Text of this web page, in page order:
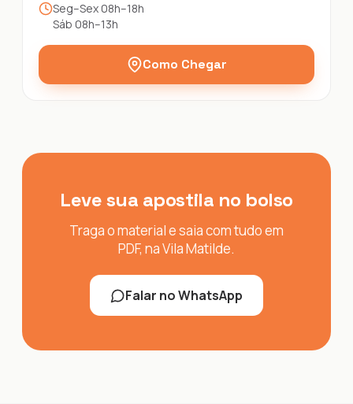
Seg–Sex 08h–18h
Sáb 08h–13h
Como Chegar
Leve sua apostila no bolso
Traga o material e saia com tudo em
PDF, na Vila Matilde.
Falar no WhatsApp